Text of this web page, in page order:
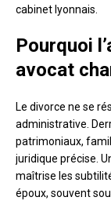
cabinet lyonnais.
Pourquoi
avocat
Le divorce ne se
administrative.
patrimoniaux,
juridique précise.
maîtrise les
époux, souvent